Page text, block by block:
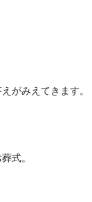
がみえてきます。
式。